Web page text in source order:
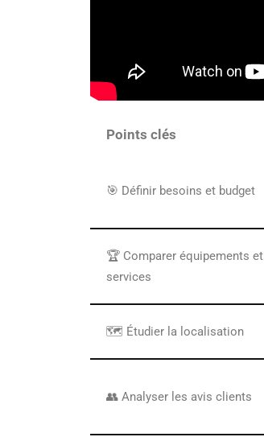
Points clés
🎯 Définir besoins et budget
🏆 Comparer équipements et
services
🗺️ Étudier la localisation
👥 Analyser les avis clients